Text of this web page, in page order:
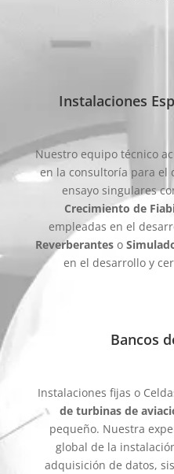
Instalaciones
Nuestro equipo técnico
en la consultoría para el
ensayo singulares
Crecimiento de
empleadas en el
Reverberanteso
en el desarrollo y
Bancos
Instalaciones fijas o
de turbinas de
pequeño. Nuestra
global de la
adquisición de datos,